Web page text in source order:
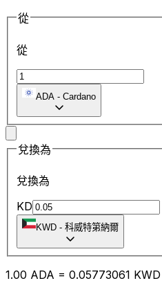
從
從
ADA - Cardano
兌換為
兌換為
KD
KWD - 科威特第納爾
1.00 ADA = 0.05773061 KWD